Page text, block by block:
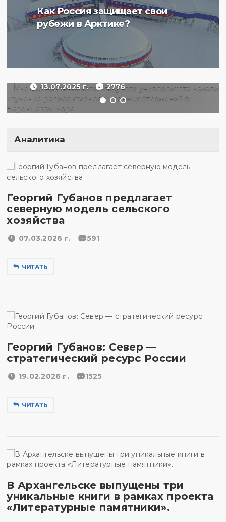
Как Россия защищает свои
рубежи в Арктике?
Ученые Арктического
плавучего университета
радиоактивности донных
отложений в Баренцевом
13.07.2025 г. 2776
Аналитика
Георгий Губанов предлагает
северную модель сельского
хозяйства
07.03.2026 г. 591
ЧИТАТЬ
Георгий Губанов: Север —
стратегический ресурс России
19.02.2026 г. 1525
ЧИТАТЬ
В Архангельске выпущены три
уникальные книги в рамках проекта
«Литературные памятники».